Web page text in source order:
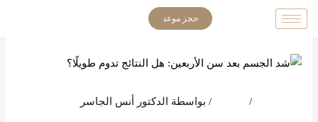
تخطي
إلى
حجز موعد
/ / بواسطة الدكتور أنس الجاسر